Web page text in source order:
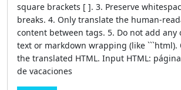
square brackets [ ]. 3. Preserve
breaks. 4. Only translate the human-
content between tags. 5. Do not add any
text or markdown wrapping (like ```html).
the translated HTML. Input HTML:
de vacaciones